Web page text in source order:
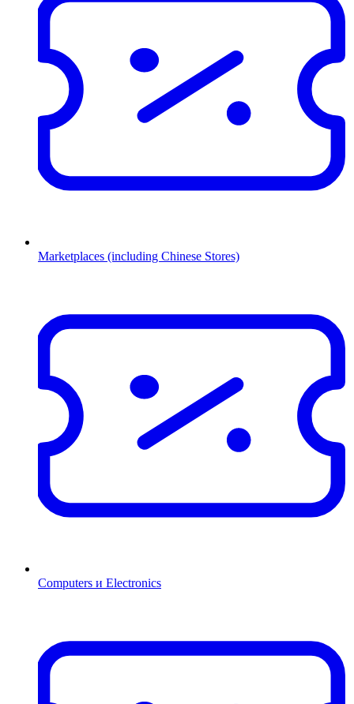
Marketplaces (including Chinese Stores)
Computers и Electronics